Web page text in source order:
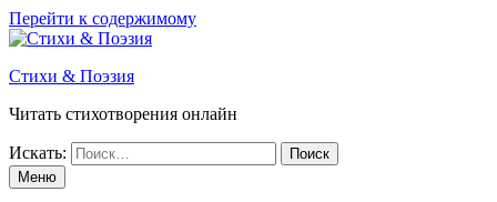
Перейти к содержимому
Стихи & Поэзия
Читать стихотворения онлайн
Искать:
Меню